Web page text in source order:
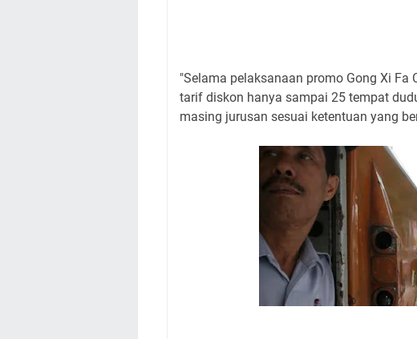
"Selama pelaksanaan promo Gong Xi Fa
tarif diskon hanya sampai 25 tempat
masing jurusan sesuai ketentuan yang